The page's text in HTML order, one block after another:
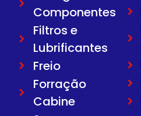
Componentes
Filtros e
Lubrificantes
Freio
Forração
Cabine